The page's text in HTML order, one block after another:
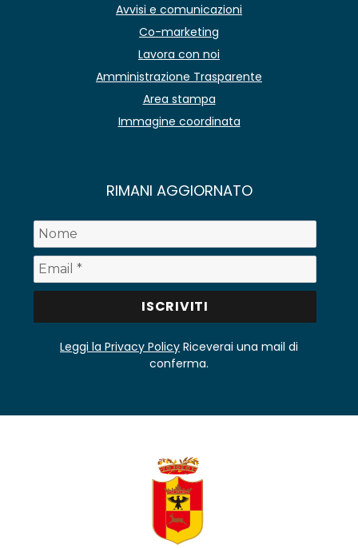
Avvisi e comunicazioni
Co-marketing
Lavora con noi
Amministrazione Trasparente
Area stampa
Immagine coordinata
RIMANI AGGIORNATO
Leggi la Privacy Policy Riceverai una mail di
conferma.